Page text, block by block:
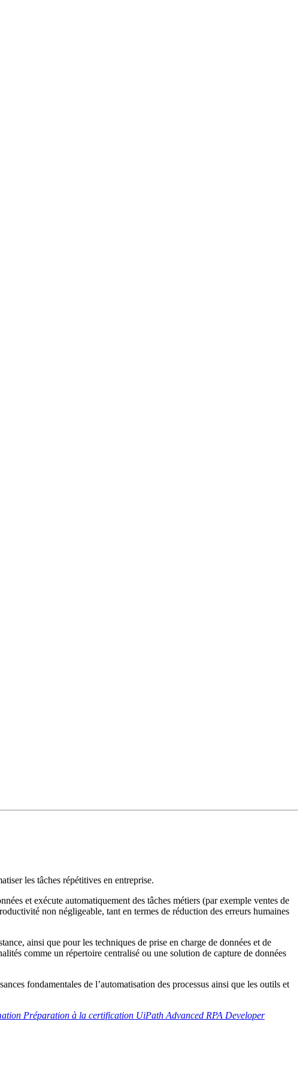
les tâches répétitives en entreprise.
et exécute automatiquement des tâches métiers (par exemple ventes de
non négligeable, tant en termes de réduction des erreurs humaines
ainsi que pour les techniques de prise en charge de données et de
comme un répertoire centralisé ou une solution de capture de données
fondamentales de l’automatisation des processus ainsi que les outils et
Préparation à la certification UiPath Advanced RPA Developer